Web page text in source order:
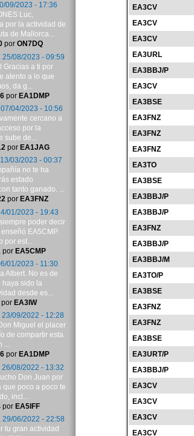
EA3CV
EA3CV
EA3CV
EA3URL
EA3BBJ/P
EA3CV
EA3BSE
EA3FNZ
EA3FNZ
EA3FNZ
EA3TO
EA3BSE
EA3BBJ/P
EA3BBJ/P
EA3FNZ
EA3BBJ/P
EA3BBJ/M
EA3TO/P
EA3BSE
EA3FNZ
EA3FNZ
EA3BSE
EA3URT/P
EA3BBJ/P
EA3CV
EA3CV
EA3CV
EA3CV
09/2023 - 17:36
Luc,
por la actividad de
de Mallorca...
por ON7DQ
25/08/2023 - 09:59
Gracias a ti por
atento a lo que
da g...
por EA1DMP
04/2023 - 10:56
cercano a
por la
sube de...
por EA1JAG
03/2023 - 00:37
no te ha
estado
tanto ganado. ...
por EA3FNZ
01/2023 - 19:43
poder decir
EA5CMP.
por est...
por EA5CMP
01/2023 - 11:30
Albert. No es de
haya sido la
desde es...
EA3IW
23/09/2022 - 12:28
Miguel el placer
de compartir esta
...
por EA1DMP
26/08/2022 - 13:32
Don Juan por
que poco a poco te
incl...
por EA5IFF
29/06/2022 - 22:58
tu gran actividad